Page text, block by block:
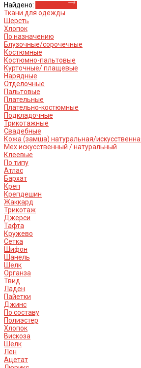
Найдено:
Ткани для одежды
Шерсть
Хлопок
По назначению
Блузочные/сорочечные
Костюмные
Костюмно-пальтовые
Курточные/ плащевые
Нарядные
Отделочные
Пальтовые
Плательные
Плательно-костюмные
Подкладочные
Трикотажные
Свадебные
Кожа (замша) натуральная/
Мех искусственный / натуральный
Клеевые
По типу
Атлас
Бархат
Креп
Крепдешин
Жаккард
Трикотаж
Джерси
Тафта
Кружево
Сетка
Шифон
Шанель
Шелк
Органза
Твид
Ладен
Пайетки
Джинс
По составу
Полиэстер
Хлопок
Вискоза
Шелк
Лен
Ацетат